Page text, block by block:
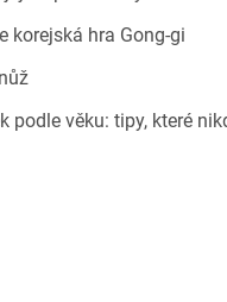
korejská hra Gong-gi
podle věku: tipy, které